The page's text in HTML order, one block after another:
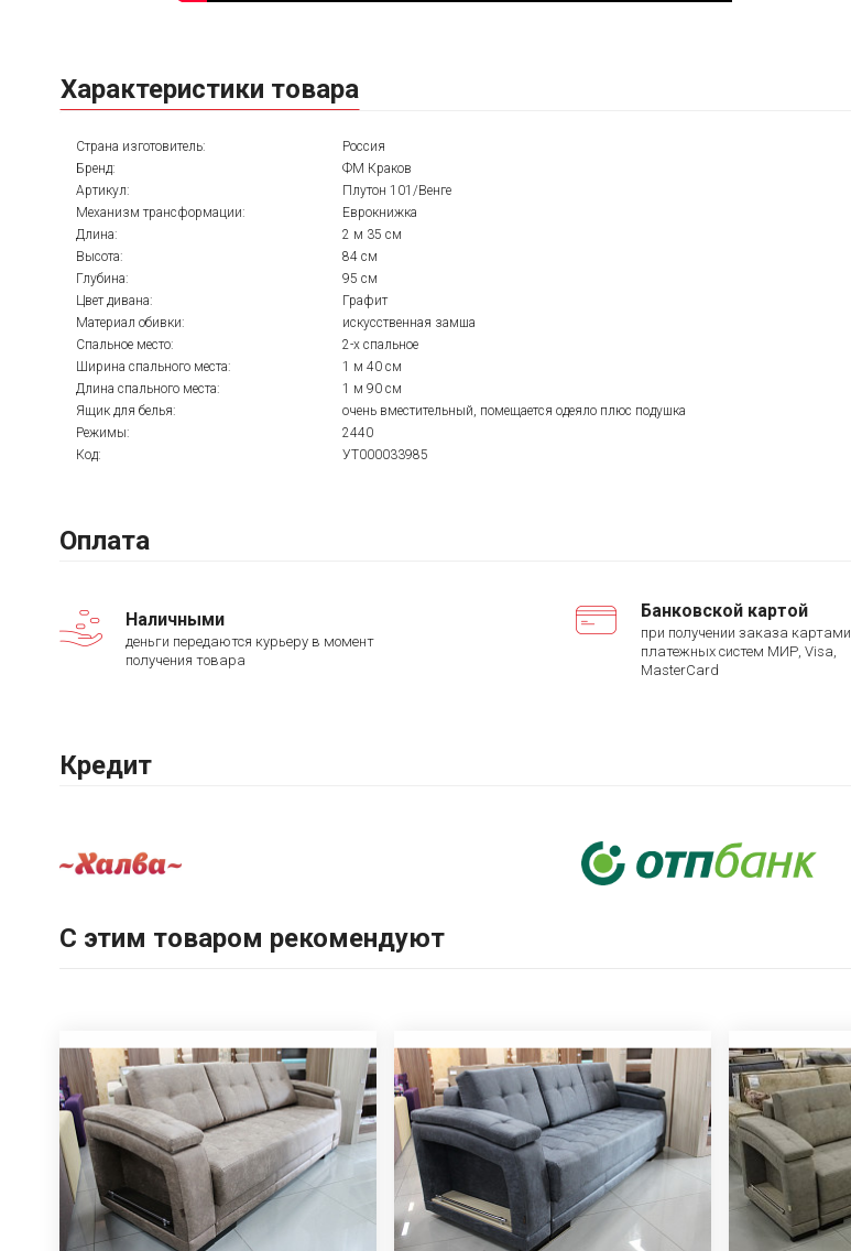
Характеристики товара
Страна изготовитель:
Россия
Бренд:
ФМ Краков
Артикул:
Плутон 101/Венге
Механизм трансформации:
Еврокнижка
Длина:
2 м 35 см
Высота:
84 см
Глубина:
95 см
Цвет дивана:
Графит
Материал обивки:
искусственная замша
Спальное место:
2-х спальное
Ширина спального места:
1 м 40 см
Длина спального места:
1 м 90 см
Ящик для белья:
очень вместительный, помещается одеяло плюс подушка
Режимы:
2440
Код:
УТ000033985
Оплата
Наличными
деньги передаются курьеру в момент
получения товара
Банковской картой
при получении заказа картами
платежных систем МИР, Visa,
MasterCard
Кредит
С этим товаром рекомендуют